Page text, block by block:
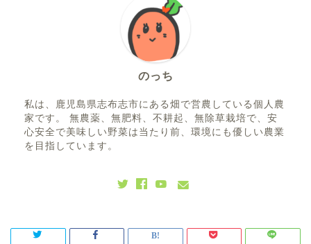
のっち
私は、鹿児島県志布志市にある畑で営農している個人農
家です。 無農薬、無肥料、不耕起、無除草栽培で、安
心安全で美味しい野菜は当たり前、環境にも優しい農業
を目指しています。